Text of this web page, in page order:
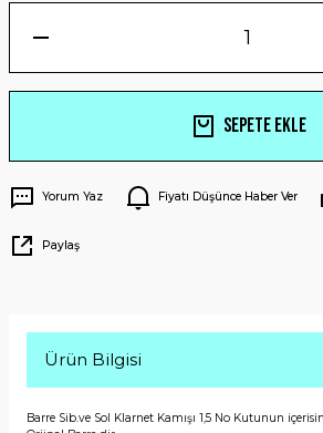
Sepete Ekle
Yorum Yaz Fiyatı Düşünce Haber Ver
Paylaş
Ürün Bilgisi
Barre Sib.ve Sol Klarnet Kamışı 1,5 No Kutunun